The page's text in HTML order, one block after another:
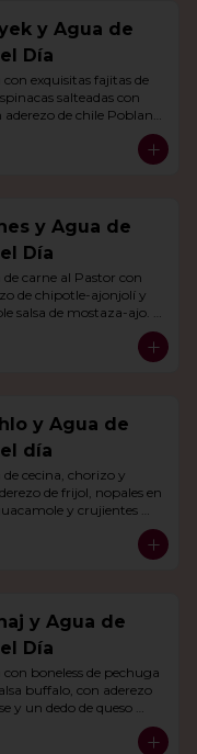
y Agua de
Día
exquisitas fajitas de
salteadas con
de chile Poblano.
y Agua de
Día
carne al Pastor con
de chipotle-ajonjolí y
salsa de mostaza-ajo.
y Agua de
día
cecina, chorizo y
de frijol, nopales en
y crujientes
y Agua de
Día
boneless de pechuga
buffalo, con aderezo
y un dedo de queso
Con agua del día.